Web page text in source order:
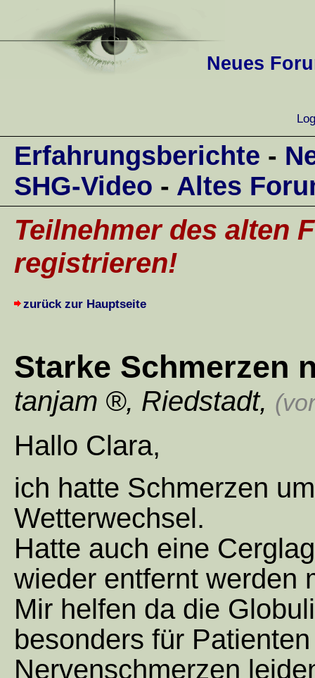
Neues
Erfahrungsberichte -
SHG-Video - Altes
Teilnehmer des alten
registrieren!
zurück zur Hauptseite
Starke Schmerzen
tanjam , Riedstadt,
Hallo Clara,
ich hatte Schmerzen
Wetterwechsel.
Hatte auch eine
wieder entfernt werden
Mir helfen da die
besonders für
Nervenschmerzen